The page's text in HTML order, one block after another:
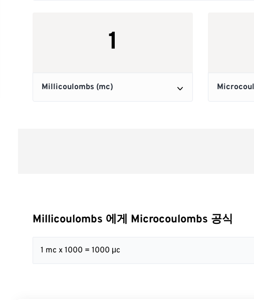
Millicoulombs 에게 Microcoulombs 공식
1 mc x 1000 = 1000 μc